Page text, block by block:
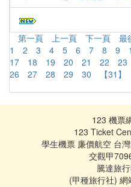
第一頁
上一頁 下一頁 最
1
2 3 4 5 6 7 8 9
17
18 19 20 21 22 23
26
27 28 29 30 【31】
123 機票
123 Ticket
學生機票 廉價航空 台
交觀甲
騰達旅
(甲種旅行社)